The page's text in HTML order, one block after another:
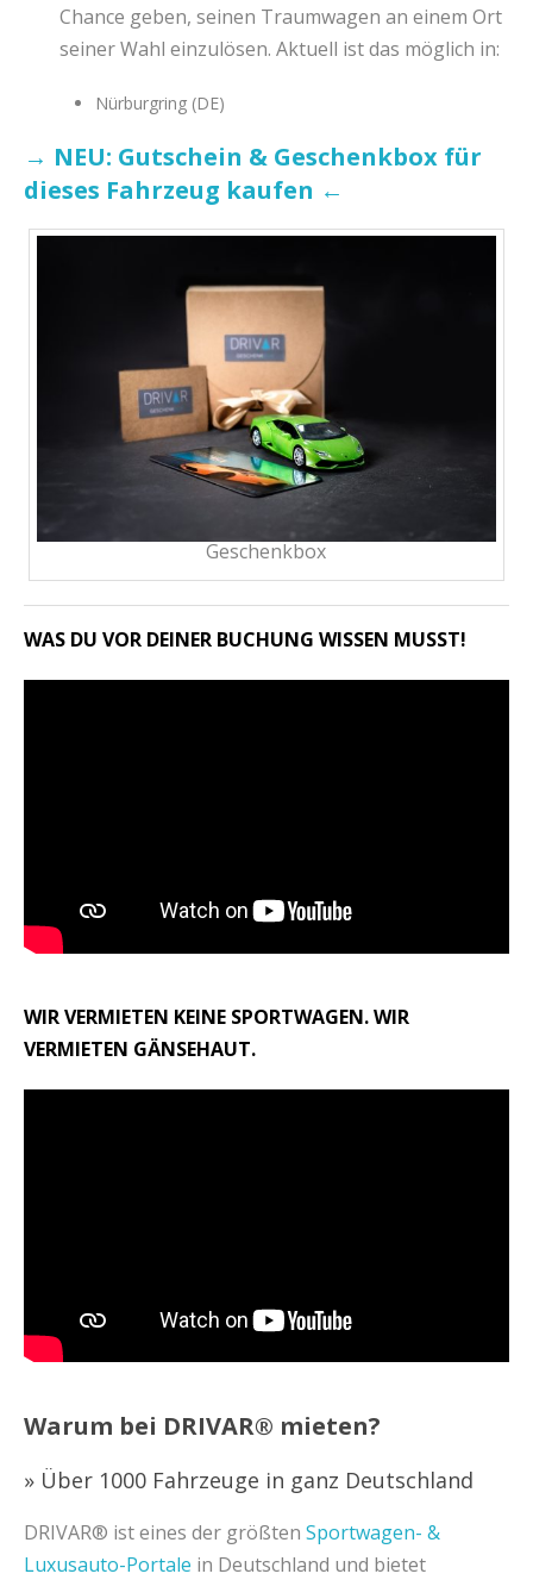
Chance geben, seinen Traumwagen an einem Ort
seiner Wahl einzulösen. Aktuell ist das möglich in:
Nürburgring (DE)
→ NEU: Gutschein & Geschenkbox für
dieses Fahrzeug kaufen ←
Geschenkbox
WAS DU VOR DEINER BUCHUNG WISSEN MUSST!
WIR VERMIETEN KEINE SPORTWAGEN. WIR
VERMIETEN GÄNSEHAUT.
Warum bei DRIVAR® mieten?
» Über 1000 Fahrzeuge in ganz Deutschland
DRIVAR® ist eines der größten Sportwagen- &
Luxusauto-Portale in Deutschland und bietet